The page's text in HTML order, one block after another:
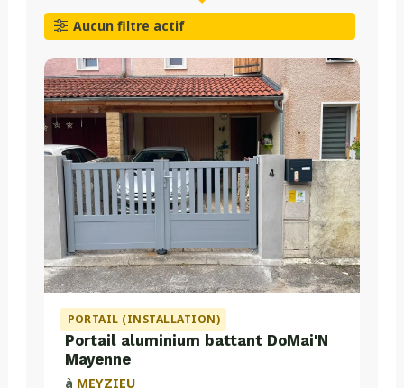
Aucun filtre actif
PORTAIL (INSTALLATION)
Portail aluminium battant DoMai'N
Mayenne
à MEYZIEU